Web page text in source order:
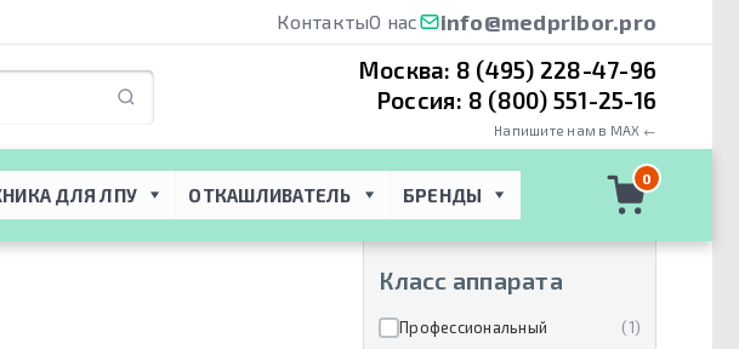
КонтактыО нас info@medpribor.pro
Москва: 8 (495) 228-47-96
Россия: 8 (800) 551-25-16
Напишите нам в MAX ←
ДЛЯ ЛПУ ОТКАШЛИВАТЕЛЬ БРЕНДЫ
0
Производители
Mindray (2)
Класс аппарата
Профессиональный
(1)